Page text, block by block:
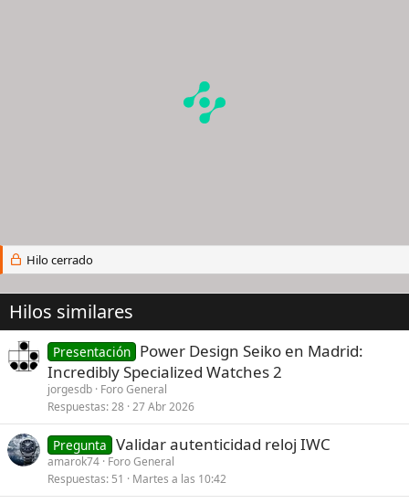
Hilo cerrado
Hilos similares
Presentación Power Design Seiko en Madrid:
Incredibly Specialized Watches 2
jorgesdb Foro General
Respuestas 28 27 Abr 2026
Pregunta Validar autenticidad reloj IWC
amarok74 Foro General
Respuestas 51 Martes a las 10:42